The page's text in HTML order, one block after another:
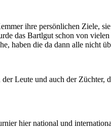
ihre persönlichen Ziele,
das Bartlgut schon von
haben die da dann alle nicht
Leute und auch der
hier national und